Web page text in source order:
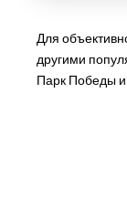
Для
другими
Парк Победы и